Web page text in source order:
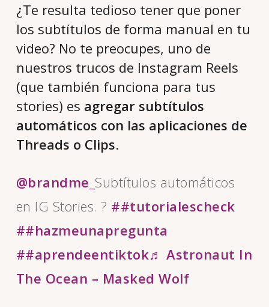
¿Te resulta tedioso tener que poner
los subtítulos de forma manual en tu
video? No te preocupes, uno de
nuestros trucos de Instagram Reels
(que también funciona para tus
stories) es agregar subtítulos
automáticos con las aplicaciones de
Threads o Clips.
@brandme_ Subtítulos automáticos
en IG Stories. ? ##tutorialescheck
##hazmeunapregunta
##aprendeentiktok♬ Astronaut In
The Ocean – Masked Wolf